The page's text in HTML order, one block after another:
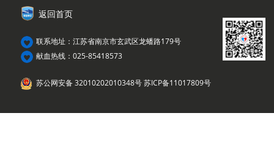
返回首页
联系地址：江苏省南京市玄武区龙蟠路179号
献血热线：025-85418573
苏公网安备 32010202010348号 苏ICP备11017809号